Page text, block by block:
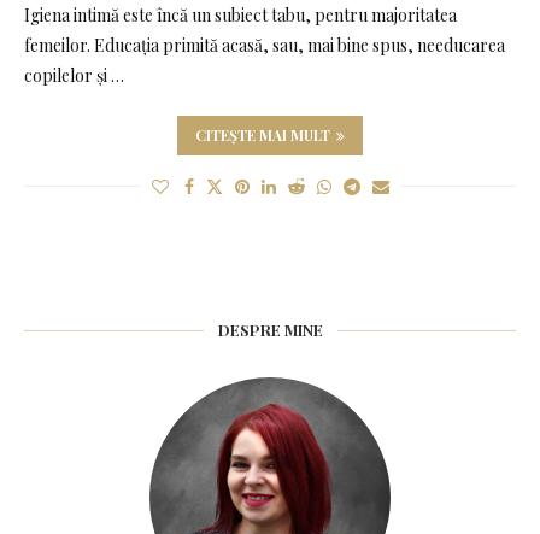
Igiena intimă este încă un subiect tabu, pentru majoritatea
femeilor. Educaţia primită acasă, sau, mai bine spus, needucarea
copilelor şi …
CITEȘTE MAI MULT
DESPRE MINE